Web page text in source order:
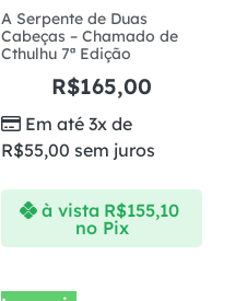
A Serpente de Duas
Cabeças – Chamado de
Cthulhu 7ª Edição
R$165,00
Em até 3x de
R$55,00 sem juros
à vista R$155,10
no Pix